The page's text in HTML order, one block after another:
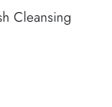
Cleansing